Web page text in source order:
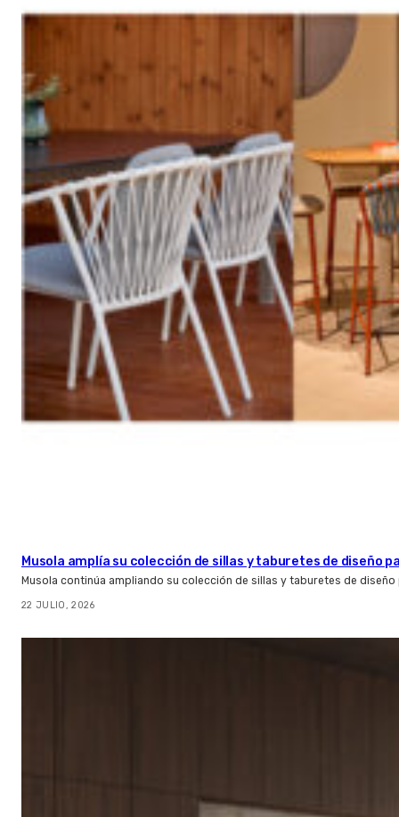
Musola amplía su colección de sillas y taburetes de diseño
Musola continúa ampliando su colección de sillas y taburetes de
22 JULIO, 2026